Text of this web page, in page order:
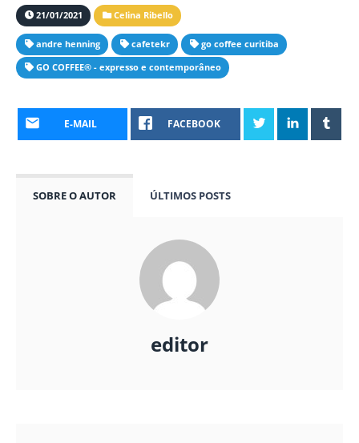
21/01/2021 Celina Ribello
andre henning cafetekr
go coffee curitiba
GO COFFEE® - expresso e contemporâneo
E-MAIL FACEBOOK
SOBRE O AUTOR ÚLTIMOS POSTS
editor